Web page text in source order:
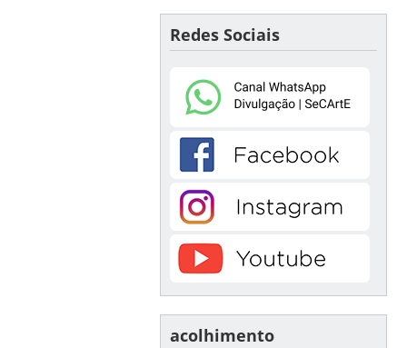
Redes Sociais
acolhimento